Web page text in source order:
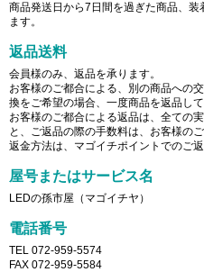
商品発送日から7日間を過ぎた商品、
ます。
返品送料
会員様のみ、返品を承ります。
お客様のご都合による、別の商品への
換をご希望の場合、一度商品を返品し
お客様のご都合による返品は、全ての
と、ご返品の際の手数料は、お客様の
返金方法は、マゴイチポイントでのご返
屋号またはサービス名
LEDの孫市屋（マゴイチヤ）
電話番号
TEL 072-959-5574
FAX 072-959-5584